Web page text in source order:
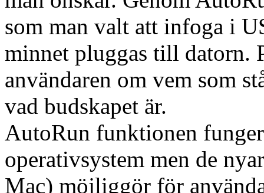
som man valt att infoga i
minnet pluggas till datorn.
användaren om vem som
vad budskapet är.
AutoRun funktionen
operativsystem men de
Mac) möjliggör för